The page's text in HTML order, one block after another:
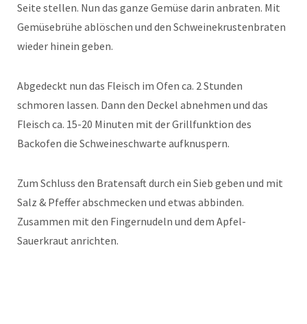
Seite stellen. Nun das ganze Gemüse darin anbraten. Mit
Gemüsebrühe ablöschen und den Schweinekrustenbraten
wieder hinein geben.
Abgedeckt nun das Fleisch im Ofen ca. 2 Stunden
schmoren lassen. Dann den Deckel abnehmen und das
Fleisch ca. 15-20 Minuten mit der Grillfunktion des
Backofen die Schweineschwarte aufknuspern.
Zum Schluss den Bratensaft durch ein Sieb geben und mit
Salz & Pfeffer abschmecken und etwas abbinden.
Zusammen mit den Fingernudeln und dem Apfel-
Sauerkraut anrichten.